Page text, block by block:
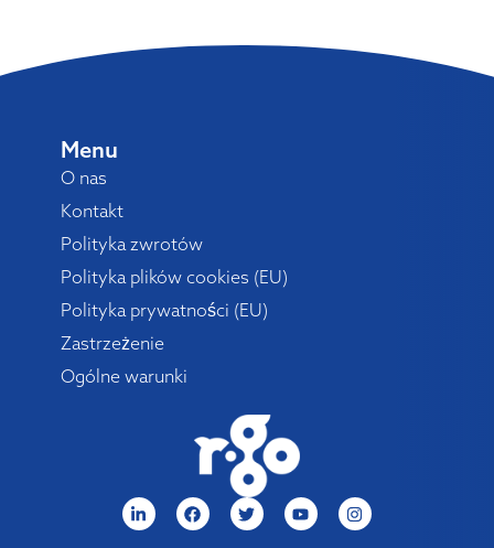
Menu
O nas
Kontakt
Polityka zwrotów
Polityka plików cookies (EU)
Polityka prywatności (EU)
Zastrzeżenie
Ogólne warunki